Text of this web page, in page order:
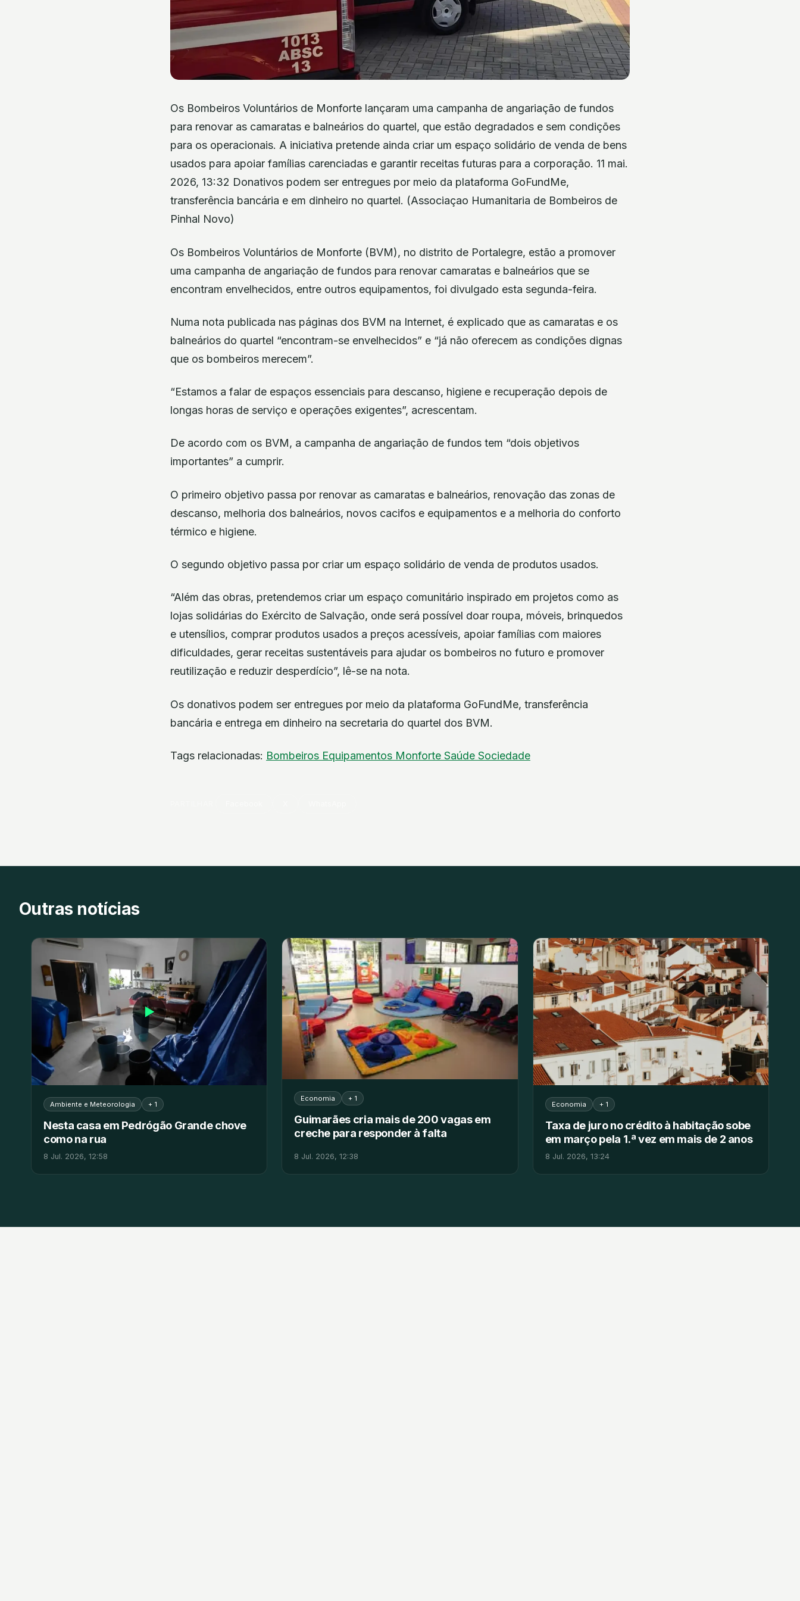
Os Bombeiros Voluntários de Monforte lançaram uma campanha de angariação de fundos
para renovar as camaratas e balneários do quartel, que estão degradados e sem condições
para os operacionais. A iniciativa pretende ainda criar um espaço solidário de venda de bens
usados para apoiar famílias carenciadas e garantir receitas futuras para a corporação. 11 mai.
2026, 13:32 Donativos podem ser entregues por meio da plataforma GoFundMe,
transferência bancária e em dinheiro no quartel. (Associaçao Humanitaria de Bombeiros de
Pinhal Novo)
Os Bombeiros Voluntários de Monforte (BVM), no distrito de Portalegre, estão a promover
uma campanha de angariação de fundos para renovar camaratas e balneários que se
encontram envelhecidos, entre outros equipamentos, foi divulgado esta segunda-feira.
Numa nota publicada nas páginas dos BVM na Internet, é explicado que as camaratas e os
balneários do quartel “encontram-se envelhecidos” e “já não oferecem as condições dignas
que os bombeiros merecem”.
“Estamos a falar de espaços essenciais para descanso, higiene e recuperação depois de
longas horas de serviço e operações exigentes”, acrescentam.
De acordo com os BVM, a campanha de angariação de fundos tem “dois objetivos
importantes” a cumprir.
O primeiro objetivo passa por renovar as camaratas e balneários, renovação das zonas de
descanso, melhoria dos balneários, novos cacifos e equipamentos e a melhoria do conforto
térmico e higiene.
O segundo objetivo passa por criar um espaço solidário de venda de produtos usados.
“Além das obras, pretendemos criar um espaço comunitário inspirado em projetos como as
lojas solidárias do Exército de Salvação, onde será possível doar roupa, móveis, brinquedos
e utensílios, comprar produtos usados a preços acessíveis, apoiar famílias com maiores
dificuldades, gerar receitas sustentáveis para ajudar os bombeiros no futuro e promover
reutilização e reduzir desperdício”, lê-se na nota.
Os donativos podem ser entregues por meio da plataforma GoFundMe, transferência
bancária e entrega em dinheiro na secretaria do quartel dos BVM.
Tags relacionadas: Bombeiros Equipamentos Monforte Saúde Sociedade
Outras notícias
▶
Ambiente e Meteorologia + 1
Nesta casa em Pedrógão Grande chove
como na rua
8 Jul. 2026, 12:58
Economia + 1
Guimarães cria mais de 200 vagas em
creche para responder à falta
8 Jul. 2026, 12:38
Economia + 1
Taxa de juro no crédito à habitação sobe
em março pela 1.ª vez em mais de 2 anos
8 Jul. 2026, 13:24